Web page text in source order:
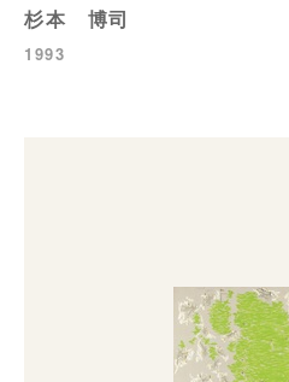
杉本 博司
1993